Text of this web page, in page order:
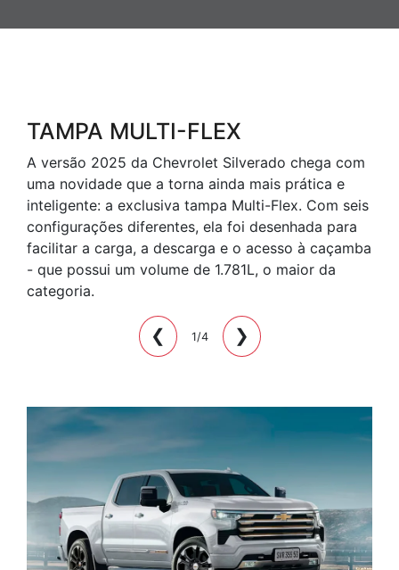
TAMPA MULTI-FLEX
A versão 2025 da Chevrolet Silverado chega com
uma novidade que a torna ainda mais prática e
inteligente: a exclusiva tampa Multi-Flex. Com seis
configurações diferentes, ela foi desenhada para
facilitar a carga, a descarga e o acesso à caçamba
- que possui um volume de 1.781L, o maior da
categoria.
❮ 1/4 ❯